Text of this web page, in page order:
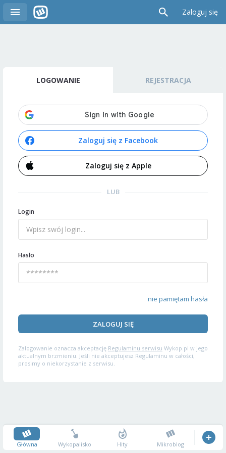
Zaloguj się
LOGOWANIE REJESTRACJA
Zaloguj się z Facebook
Zaloguj się z Apple
LUB
Login
Hasło
nie pamiętam hasła
ZALOGUJ SIĘ
Zalogowanie oznacza akceptację Regulaminu serwisu Wykop.pl w jego
aktualnym brzmieniu. Jeśli nie akceptujesz Regulaminu w całości,
prosimy o niekorzystanie z serwisu.
Główna Wykopalisko Hity Mikroblog